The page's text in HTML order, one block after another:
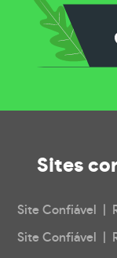
Sites
Site Confiável |
Site Confiável |